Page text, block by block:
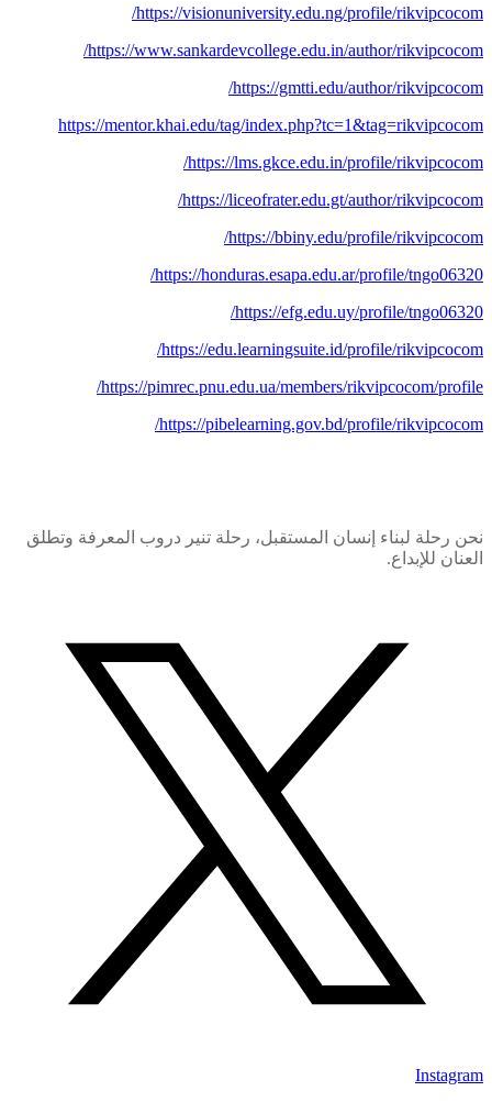
https://visionuniversity.edu.ng/profile/rikvipcocom/
https://www.sankardevcollege.edu.in/author/rikvipcocom/
https://gmtti.edu/author/rikvipcocom/
https://mentor.khai.edu/tag/index.php?tc=1&tag=rikvipcocom
https://lms.gkce.edu.in/profile/rikvipcocom/
https://liceofrater.edu.gt/author/rikvipcocom/
https://bbiny.edu/profile/rikvipcocom/
https://honduras.esapa.edu.ar/profile/tngo06320/
https://efg.edu.uy/profile/tngo06320/
https://edu.learningsuite.id/profile/rikvipcocom/
https://pimrec.pnu.edu.ua/members/rikvipcocom/profile/
https://pibelearning.gov.bd/profile/rikvipcocom/
نحن رحلة لبناء إنسان المستقبل، رحلة تنير دروب المعرفة وتطلق
العنان للإبداع.
Instagram